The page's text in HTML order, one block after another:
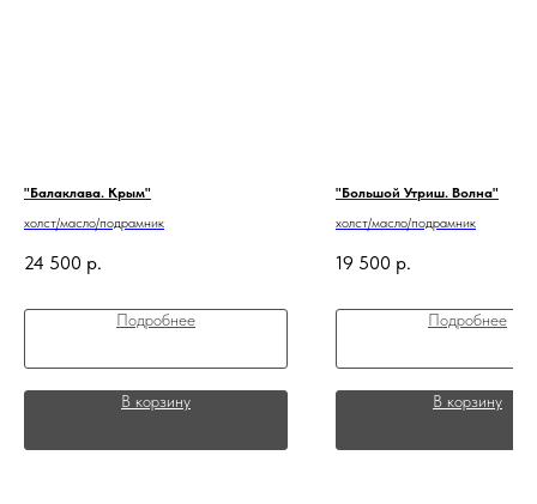
"Балаклава. Крым"
холст/масло/подрамник
24 500 р.
Подробнее
В корзину
"Большой Утриш. Волна"
холст/масло/подрамник
19 500 р.
Подробнее
В корзину